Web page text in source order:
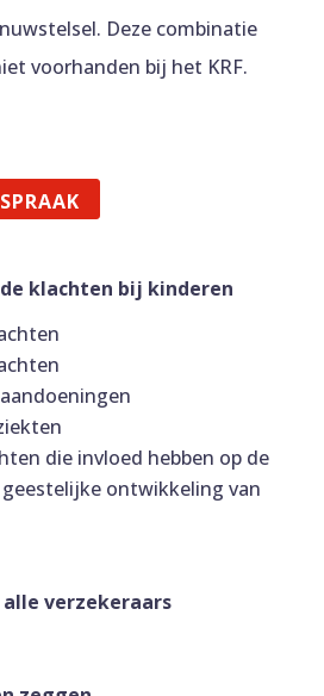
Deze combinatie
voorhanden bij het KRF.
klachten bij kinderen
die invloed hebben op de
ontwikkeling van
verzekeraars